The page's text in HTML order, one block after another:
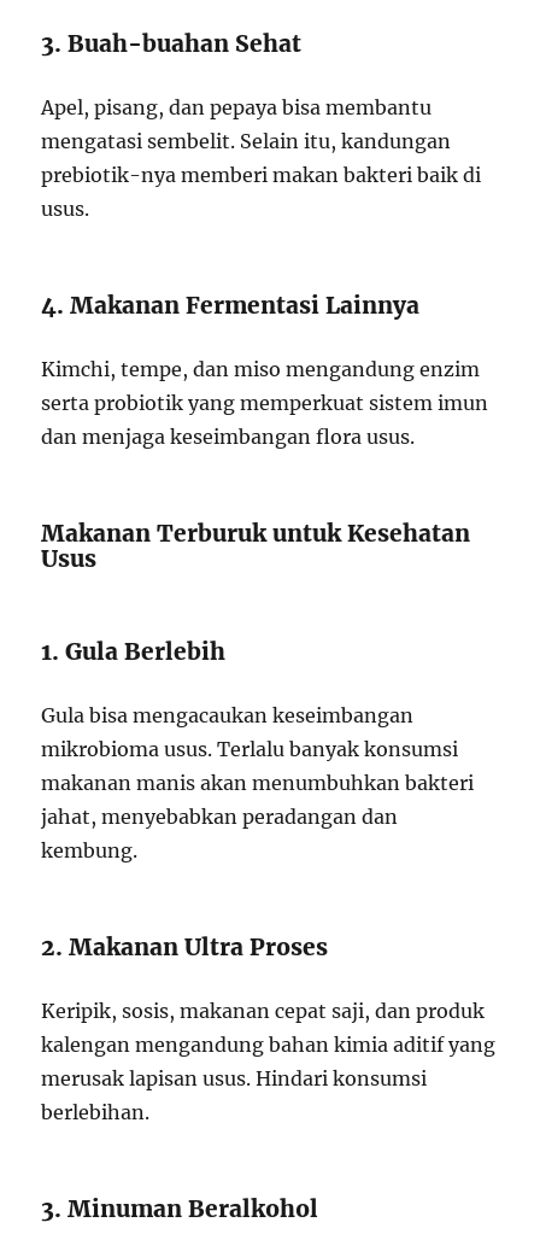
3. Buah-buahan Sehat
Apel, pisang, dan pepaya bisa membantu
mengatasi sembelit. Selain itu, kandungan
prebiotik-nya memberi makan bakteri baik di
usus.
4. Makanan Fermentasi Lainnya
Kimchi, tempe, dan miso mengandung enzim
serta probiotik yang memperkuat sistem imun
dan menjaga keseimbangan flora usus.
Makanan Terburuk untuk Kesehatan
Usus
1. Gula Berlebih
Gula bisa mengacaukan keseimbangan
mikrobioma usus. Terlalu banyak konsumsi
makanan manis akan menumbuhkan bakteri
jahat, menyebabkan peradangan dan
kembung.
2. Makanan Ultra Proses
Keripik, sosis, makanan cepat saji, dan produk
kalengan mengandung bahan kimia aditif yang
merusak lapisan usus. Hindari konsumsi
berlebihan.
3. Minuman Beralkohol